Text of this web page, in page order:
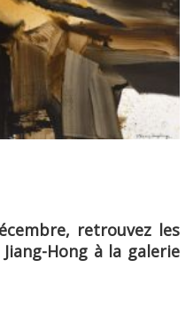
retrouvez les
Hong à la galerie